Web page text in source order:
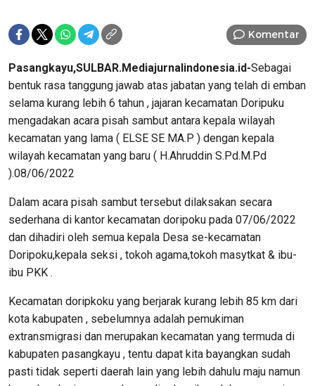
Komentar
Pasangkayu,SULBAR.Mediajurnalindonesia.id-Sebagai
bentuk rasa tanggung jawab atas jabatan yang telah di emban
selama kurang lebih 6 tahun , jajaran kecamatan Doripuku
mengadakan acara pisah sambut antara kepala wilayah
kecamatan yang lama ( ELSE SE MA.P ) dengan kepala
wilayah kecamatan yang baru ( H.Ahruddin S.Pd.M.Pd
).08/06/2022
Dalam acara pisah sambut tersebut dilaksakan secara
sederhana di kantor kecamatan doripoku pada 07/06/2022
dan dihadiri oleh semua kepala Desa se-kecamatan
Doripoku,kepala seksi , tokoh agama,tokoh masytkat & ibu-
ibu PKK .
Kecamatan doripkoku yang berjarak kurang lebih 85 km dari
kota kabupaten , sebelumnya adalah pemukiman
extransmigrasi dan merupakan kecamatan yang termuda di
kabupaten pasangkayu , tentu dapat kita bayangkan sudah
pasti tidak seperti daerah lain yang lebih dahulu maju namun